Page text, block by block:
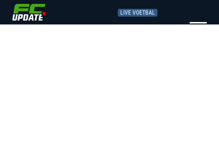
LIVE VOETBAL